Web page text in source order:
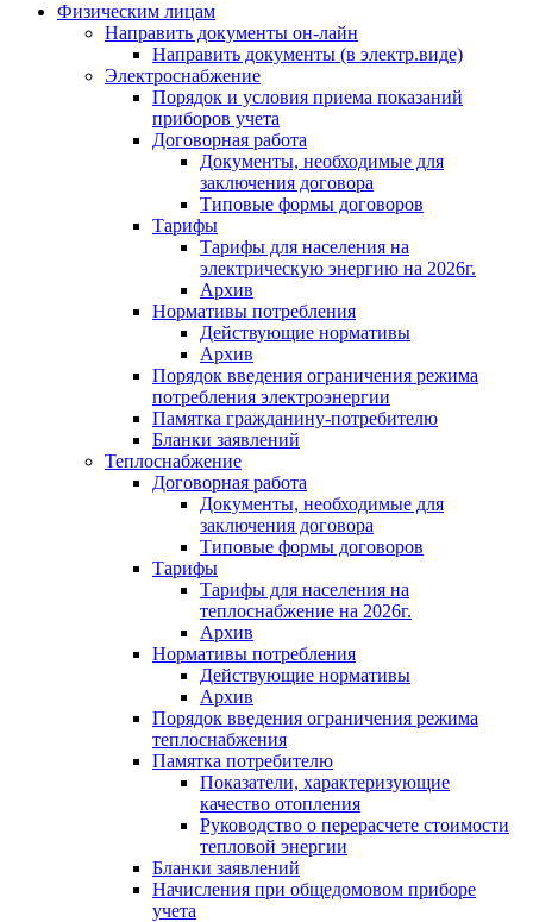
Физическим лицам
Направить документы он-лайн
Направить документы (в электр.виде)
Электроснабжение
Порядок и условия приема показаний
приборов учета
Договорная работа
Документы, необходимые для
заключения договора
Типовые формы договоров
Тарифы
Тарифы для населения на
электрическую энергию на 2026г.
Архив
Нормативы потребления
Действующие нормативы
Архив
Порядок введения ограничения режима
потребления электроэнергии
Памятка гражданину-потребителю
Бланки заявлений
Теплоснабжение
Договорная работа
Документы, необходимые для
заключения договора
Типовые формы договоров
Тарифы
Тарифы для населения на
теплоснабжение на 2026г.
Архив
Нормативы потребления
Действующие нормативы
Архив
Порядок введения ограничения режима
теплоснабжения
Памятка потребителю
Показатели, характеризующие
качество отопления
Руководство о перерасчете стоимости
тепловой энергии
Бланки заявлений
Начисления при общедомовом приборе
учета